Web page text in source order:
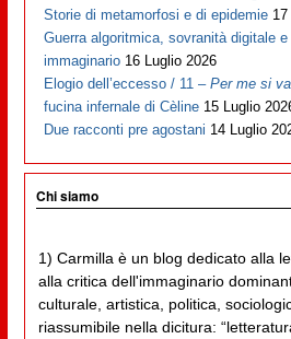
Storie di metamorfosi e di epidemie
Guerra algoritmica, sovranità digitale
immaginario 16 Luglio 2026
Elogio dell’eccesso / 11 –Per me si
fucina infernale di Cèline 15 Luglio
Due racconti pre agostani 14 Luglio
Chi siamo
1) Carmilla è un blog dedicato alla
alla critica dell'immaginario
culturale, artistica, politica,
riassumibile nella dicitura: